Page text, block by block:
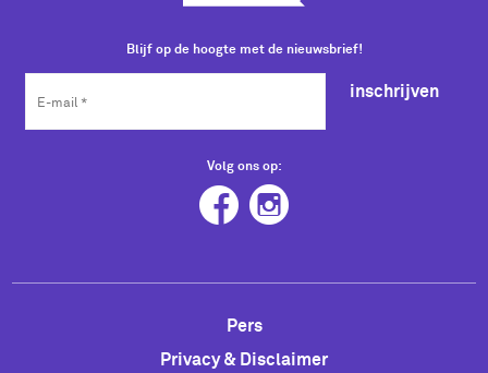
Blijf op de hoogte met de nieuwsbrief!
inschrijven
Volg ons op:
Pers
Privacy & Disclaimer